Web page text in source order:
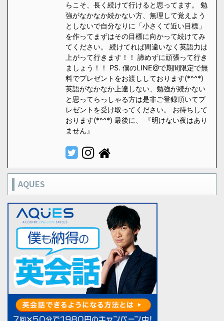
らこそ、長く続けて行けると思ってます。 勉
強がなかなか続かない方、無理して覚えよう
としないで自分なりに「小さくて近い目標」
を作ってまずはその目標に向かって続けてみ
てください。 続けてれば間違いなく英語力は
上がって行きます！！ 諦めずに頑張って行き
ましょう！！ PS. 僕のLINE@で期間限定で無
料でプレゼントをお渡ししております(*^^*)
英語がなかなか上達しない、勉強が続かない
と思ってらっしゃる方は是非ご登録頂いてプ
レゼントを受け取ってください。 お待ちして
おります(*^^*) 最後に、 『明けない夜はあり
ません』
AQUES